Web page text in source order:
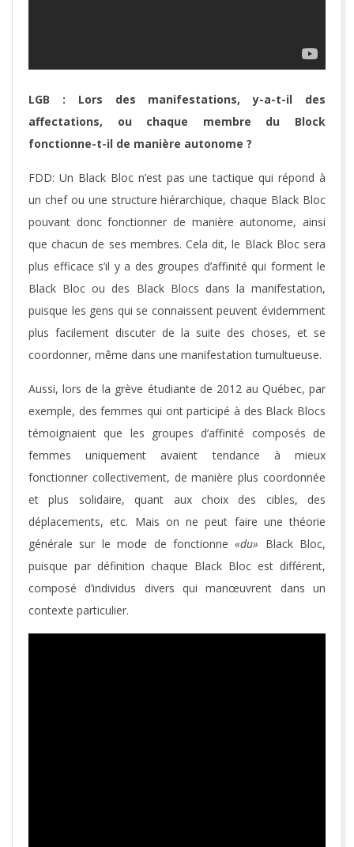
LGB : Lors des manifestations, y-a-t-il des
affectations, ou chaque membre du Block
fonctionne-t-il de manière autonome ?
FDD: Un Black Bloc n’est pas une tactique qui répond à
un chef ou une structure hiérarchique, chaque Black Bloc
pouvant donc fonctionner de manière autonome, ainsi
que chacun de ses membres. Cela dit, le Black Bloc sera
plus efficace s’il y a des groupes d’affinité qui forment le
Black Bloc ou des Black Blocs dans la manifestation,
puisque les gens qui se connaissent peuvent évidemment
plus facilement discuter de la suite des choses, et se
coordonner, même dans une manifestation tumultueuse.
Aussi, lors de la grève étudiante de 2012 au Québec, par
exemple, des femmes qui ont participé à des Black Blocs
témoignaient que les groupes d’affinité composés de
femmes uniquement avaient tendance à mieux
fonctionner collectivement, de manière plus coordonnée
et plus solidaire, quant aux choix des cibles, des
déplacements, etc. Mais on ne peut faire une théorie
générale sur le mode de fonctionne«du» Black Bloc,
puisque par définition chaque Black Bloc est différent,
composé d’individus divers qui manœuvrent dans un
contexte particulier.